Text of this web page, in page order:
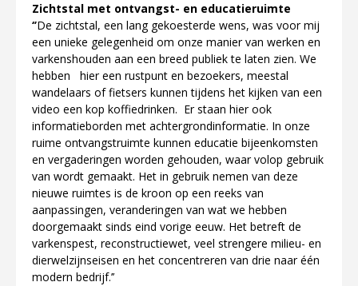
Zichtstal met ontvangst- en educatieruimte
‘’De zichtstal, een lang gekoesterde wens, was voor mij
een unieke gelegenheid om onze manier van werken en
varkenshouden aan een breed publiek te laten zien. We
hebben hier een rustpunt en bezoekers, meestal
wandelaars of fietsers kunnen tijdens het kijken van een
video een kop koffiedrinken. Er staan hier ook
informatieborden met achtergrondinformatie. In onze
ruime ontvangstruimte kunnen educatie bijeenkomsten
en vergaderingen worden gehouden, waar volop gebruik
van wordt gemaakt. Het in gebruik nemen van deze
nieuwe ruimtes is de kroon op een reeks van
aanpassingen, veranderingen van wat we hebben
doorgemaakt sinds eind vorige eeuw. Het betreft de
varkenspest, reconstructiewet, veel strengere milieu- en
dierwelzijnseisen en het concentreren van drie naar één
modern bedrijf.’’